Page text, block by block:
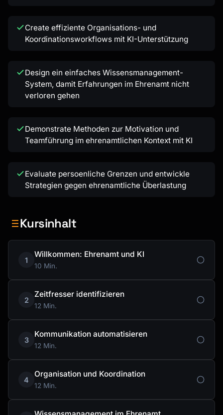
Create effiziente Organisations- und
Koordinationsworkflows mit KI-Unterstützung
Design ein einfaches Wissensmanagement-
System, damit Erfahrungen im Ehrenamt nicht
verloren gehen
Demonstrate Methoden zur Motivation und
Teamführung im ehrenamtlichen Kontext mit KI
Evaluate persoenliche Grenzen und entwickle
Strategien gegen ehrenamtliche Überlastung
Kursinhalt
1
Willkommen: Ehrenamt und KI
10 Min.
2
Zeitfresser identifizieren
12 Min.
3
Kommunikation automatisieren
12 Min.
4
Organisation und Koordination
12 Min.